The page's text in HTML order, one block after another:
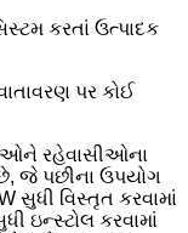
કરતાં ઉત્પાદક
પર કોઈ
રહેવાસીઓના
જે પછીના ઉપયોગ
વિસ્તૃત કરવામાં
ઇન્સ્ટોલ કરવામાં